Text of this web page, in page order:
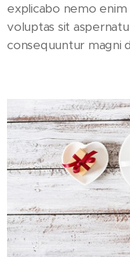
explicabo nemo
voluptas sit
consequuntur magni